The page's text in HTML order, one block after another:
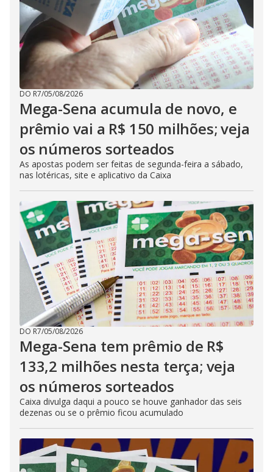
DO R7/05/08/2026
Mega-Sena acumula de novo, e
prêmio vai a R$ 150 milhões; veja
os números sorteados
As apostas podem ser feitas de segunda-feira a sábado,
nas lotéricas, site e aplicativo da Caixa
DO R7/05/08/2026
Mega-Sena tem prêmio de R$
133,2 milhões nesta terça; veja
os números sorteados
Caixa divulga daqui a pouco se houve ganhador das seis
dezenas ou se o prêmio ficou acumulado